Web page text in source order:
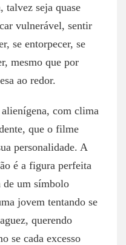
talvez seja quase
vulnerável, sentir
se entorpecer, se
mesmo que por
ao redor.
com clima
que o filme
personalidade. A
é a figura perfeita
de um símbolo
jovem tentando se
querendo
se cada excesso